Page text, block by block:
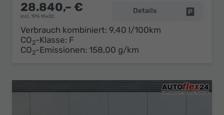
28.840,– €
incl. 19% MwSt.
Details
Verbrauch kombiniert: 9,40 l/100km
CO2-Klasse: F
CO2-Emissionen: 158,00 g/km